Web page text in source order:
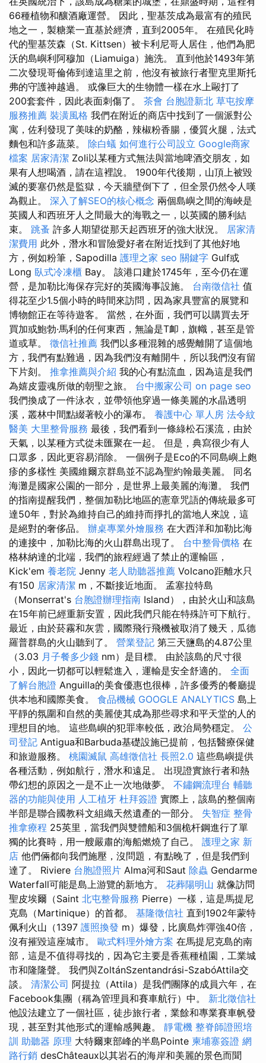
66種植物和釀酒廠運營。 因此，聖基茨成為最富有的殖民
地之一，製糖業一直基於經濟，直到2005年。 在殖民化時
代的聖基茨森（St. Kittsen）被卡利尼哥人居住，他們為肥
沃的島嶼利阿穆加（Liamuiga）施洗。 直到他於1493年第
二次發現哥倫佈到達這里之前，他沒有被旅行者聖克里斯托
弗的守護神越過。 或像巨大的生物體一樣在水上毆打了
200套套件，因此表面刺傷了。 茶會 台胞證新北 草屯按摩
服務推薦 裝潢風格 我們在附近的商店中找到了一個派對公
寓，佐利發現了美味的奶酪，辣椒粉香腸，優質火腿，法式
麵包和許多蔬菜。 除白蟻 如何進行公司設立 Google商家
檔案 居家清潔 Zoli以某種方式無法與當地啤酒交朋友，如
果有人想喝酒，請在這裡說。 1900年代後期，山頂上被毀
滅的要塞仍然是監獄，今天牆壁倒下了，但全景​​仍然令人嘆
為觀止。 深入了解SEO的核心概念 兩個島嶼之間的海峽是
英國人和西班牙人之間最大的海戰之一，以英國的勝利結
束。 跳蚤 許多人期望從那天起西班牙的強大狀況。 居家清
潔費用 此外，潛水和冒險愛好者在附近找到了其他好地
方，例如粉筆，Sapodilla 護理之家 seo 關鍵字 Gulf或
Long 臥式冷凍櫃 Bay。 該港口建於1745年，至今仍在運
營，是加勒比海保存完好的英國海事設施。 台南徵信社 值
得花至少1.5個小時的時間來訪問，因為家具豐富的展覽和
博物館正在等待遊客。 當然，在外面，我們可以購買去牙
買加或鮑勃·馬利的任何東西，無論是T卹，旗幟，甚至是管
道或草。 徵信社推薦 我們以多種混雜的感覺離開了這個地
方，我們有點難過，因為我們沒有離開牛，所以我們沒有留
下片刻。 推拿推薦與介紹 我的心有點流血，因為這是我們
為嬉皮靈魂所做的朝聖之旅。 台中搬家公司 on page seo
我們換成了一件泳衣，並帶領他穿過一條美麗的水晶透明
溪，叢林中間點綴著較小的瀑布。 養護中心 單人房 法令紋
醫美 大里整骨服務 最後，我們看到一條綠松石溪流，由於
天氣，以某種方式從未匯聚在一起。 但是，典寫很少有人
口眾多，因此更容易消除。 一個例子是Eco的不同島嶼上皰
疹的多樣性 美國維爾京群島並不認為聖約翰最美麗。 同名
海灘是國家公園的一部分，是世界上最美麗的海灘。 我們
的指南提醒我們，整個加勒比地區的憲章咒語的傳統最多可
達50年，對於為維持自己的維持而掙扎的當地人來說，這
是絕對的奢侈品。 辦桌專業外燴服務 在大西洋和加勒比海
的連接中，加勒比海的火山群島出現了。 台中整骨價格 在
格林納達的北端，我們的旅程經過了禁止的運輸區，
Kick'em 養老院 Jenny 老人助聽器推薦 Volcano距離水只
有150 居家清潔 m，不斷接近地面。 孟塞拉特島
（Monserrat's 台胞證辦理指南 Island），由於火山和該島
在15年前已經重新安置，因此我們只能在特殊許可下航行。
最近，由於菸霧和灰雲，國際飛行飛機被取消了幾天，瓜德
羅普群島的火山聽到了。 營業登記 第三天鹽島的4.87公里
（3.03 月子餐多少錢 nm）是目標。 由於該島的尺寸很
小，因此一切都可以輕鬆進入，運輸是安全舒適的。 全面
了解台胞證 Anguilla的美食優惠也很棒，許多優秀的餐廳提
供本地和國際美食。 食品機械 GOOGLE ANALYTICS 島上
平靜的氛圍和自然的美麗使其成為那些尋求和平天堂的人的
理想目的地。 這些島嶼的犯罪率較低，政治局勢穩定。 公
司登記 Antigua和Barbuda基礎設施已提前，包括醫療保健
和旅遊服務。 桃園滅鼠 高雄徵信社 長照2.0 這些島嶼提供
各種活動，例如航行，潛水和遠足。 出現證實旅行者和熱
帶幻想的原因之一是不止一次地做夢。 不鏽鋼流理台 輔聽
器的功能與使用 人工植牙 杜拜簽證 實際上，該島的整個南
半部是聯合國教科文組織天然遺產的一部分。 失智症 整骨
推拿療程 25英里，當我們與雙體船和3個桅杆鋼進行了單
獨的比賽時，用一艘嚴肅的海船燃燒了自己。 護理之家 新
店 他們倆都向我們施壓，沒問題，有點晚了，但是我們到
達了。 Riviere 台胞證照片 Alma河和Saut 除蟲 Gendarme
Waterfall可能是島上游覽的新地方。 花葬陽明山 就像訪問
聖皮埃爾（Saint 北屯整骨服務 Pierre）一樣，這是馬提尼
克島（Martinique）的首都。 基隆徵信社 直到1902年蒙特
佩利火山（1397 護照換發 m）爆發，比廣島炸彈強40倍，
沒有摧毀這座城市。 歐式料理外燴方案 在馬提尼克島的南
部，這是不值得尋找的，因為它主要是香蕉種植園，工業城
市和隆隆聲。 我們與ZoltánSzentandrási-SzabóAttila交
談。 清潔公司 阿提拉（Attila）是我們團隊的成員六年，在
Facebook集團（稱為管理員和賽車航行）中。 新北徵信社
他設法建立了一個社區，徒步旅行者，業餘和專業賽車帆發
現，甚至對其他形式的運輸感興趣。 靜電機 整脊師證照培
訓 助聽器 原理 大特爾東部峰的半島Pointe 柬埔寨簽證 網
路行銷 desChâteaux以其岩石的海岸和美麗的景色而聞